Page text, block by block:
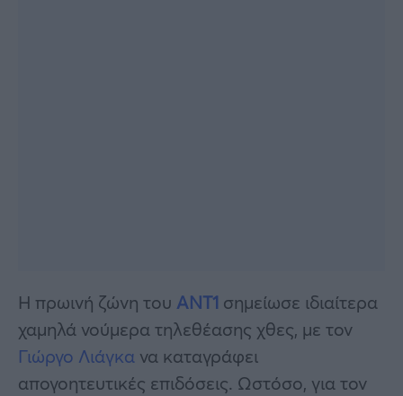
Η πρωινή ζώνη του ΑΝΤ1 σημείωσε ιδιαίτερα
χαμηλά νούμερα τηλεθέασης χθες, με τον
Γιώργο Λιάγκα να καταγράφει
απογοητευτικές επιδόσεις. Ωστόσο, για τον